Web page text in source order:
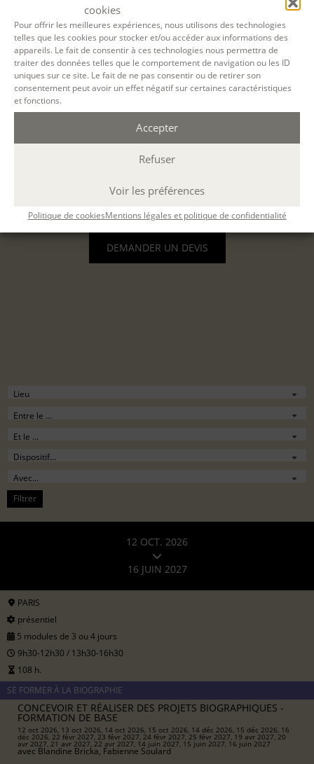
cookies
Pour offrir les meilleures expériences, nous utilisons des technologies
telles que les cookies pour stocker et/ou accéder aux informations des
appareils. Le fait de consentir à ces technologies nous permettra de
traiter des données telles que le comportement de navigation ou les ID
uniques sur ce site. Le fait de ne pas consentir ou de retirer son
consentement peut avoir un effet négatif sur certaines caractéristiques
et fonctions.
Accepter
Refuser
Voir les préférences
Politique de cookiesMentions légales et politique de confidentialité
ÉVALUATION
VOTRE SESSION :
Concevoir et réaliser des projets
biographiques - Formation de base
07 Juil. 2027àParis
DEMANDER UN DEVIS
Filtrer
12 OCT. 2026
16 JUIN 2027
PARIS
présentiel
5 modules de 3 ou 4 jours
9h30-12h30 / 13h30-16h30
108 h.
SE FORMER À LA BIOGRAPHIE
CONCEVOIR ET RÉALISER DES PROJETS BIOGRAPHIQUES -
FORMATION DE BASE
12 oct 2026, 13 oct 2026, 14 oct 2026, 15 oct 2026, 14 déc 2026, 15 déc 2026, 16
déc 2026, 22 févr 2027, 23 févr 2027, 24 févr 2027, 25 févr 2027, 19 avr 2027, 20
avr 2027, 21 avr 2027, 22 avr 2027, 14 juin 2027, 15 juin 2027, 16 juin 2027
avec Blandine Bricka, Fabienne Soulard